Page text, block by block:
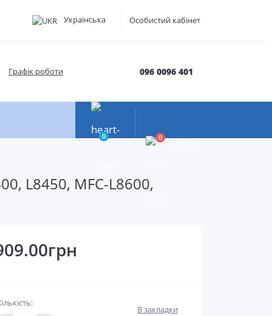
Українська Особистий кабінет
Графік роботи 096 0096 401
0 0
L8450, MFC-L8600,
В закладки